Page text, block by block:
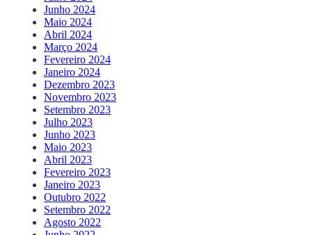
Junho 2024
Maio 2024
Abril 2024
Março 2024
Fevereiro 2024
Janeiro 2024
Dezembro 2023
Novembro 2023
Setembro 2023
Julho 2023
Junho 2023
Maio 2023
Abril 2023
Fevereiro 2023
Janeiro 2023
Outubro 2022
Setembro 2022
Agosto 2022